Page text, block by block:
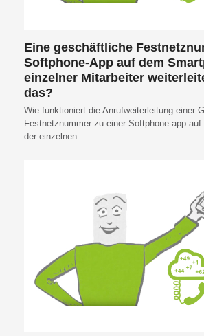
Eine geschäftliche
Softphone-App auf dem
einzelner Mitarbeiter
das?
Wie funktioniert die Anrufweiterleitung einer
Festnetznummer zu einer Softphone-app
der einzelnen…